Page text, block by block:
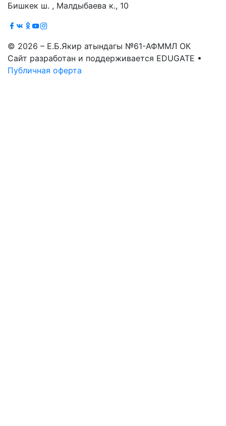
Бишкек ш. , Малдыбаева к., 10
© 2026 – Е.Б.Якир атындагы №61-АФММЛ ОК
Сайт разработан и поддерживается EDUGATE •
Публичная оферта